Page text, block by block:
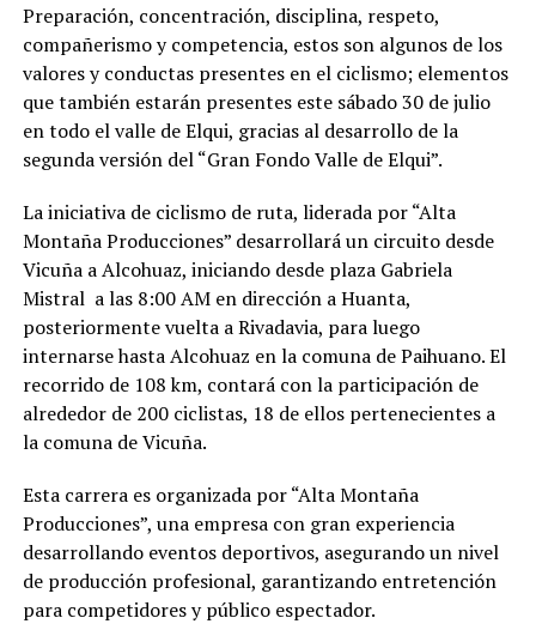
Preparación, concentración, disciplina, respeto,
compañerismo y competencia, estos son algunos de los
valores y conductas presentes en el ciclismo; elementos
que también estarán presentes este sábado 30 de julio
en todo el valle de Elqui, gracias al desarrollo de la
segunda versión del “Gran Fondo Valle de Elqui”.
La iniciativa de ciclismo de ruta, liderada por “Alta
Montaña Producciones” desarrollará un circuito desde
Vicuña a Alcohuaz, iniciando desde plaza Gabriela
Mistral a las 8:00 AM en dirección a Huanta,
posteriormente vuelta a Rivadavia, para luego
internarse hasta Alcohuaz en la comuna de Paihuano. El
recorrido de 108 km, contará con la participación de
alrededor de 200 ciclistas, 18 de ellos pertenecientes a
la comuna de Vicuña.
Esta carrera es organizada por “Alta Montaña
Producciones”, una empresa con gran experiencia
desarrollando eventos deportivos, asegurando un nivel
de producción profesional, garantizando entretención
para competidores y público espectador.